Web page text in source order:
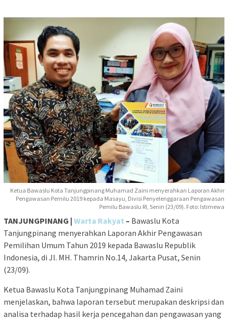
Ketua Bawaslu Kota Tanjungpinang Muhamad Zaini menyerahkan Laporan Akhir
Pengawasan Pemilu 2019 kepada Masayu, Divisi Penyelenggaraan Pengawasan
Pemilu Bawaslu RI, Senin (23/09). Foto: Istimewa
TANJUNGPINANG | Warta Rakyat – Bawaslu Kota
Tanjungpinang menyerahkan Laporan Akhir Pengawasan
Pemilihan Umum Tahun 2019 kepada Bawaslu Republik
Indonesia, di Jl. MH. Thamrin No.14, Jakarta Pusat, Senin
(23/09).
Ketua Bawaslu Kota Tanjungpinang Muhamad Zaini
menjelaskan, bahwa laporan tersebut merupakan deskripsi dan
analisa terhadap hasil kerja pencegahan dan pengawasan yang